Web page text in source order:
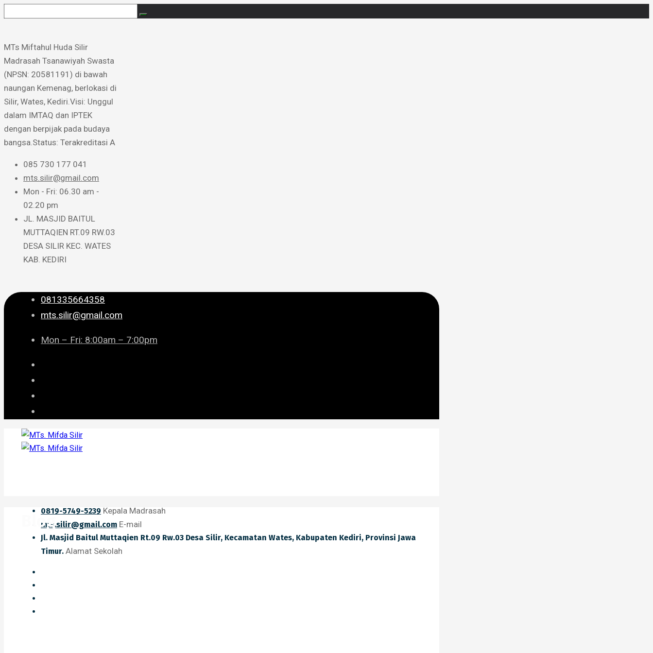
MTs Miftahul Huda Silir ​
Madrasah Tsanawiyah Swasta
(NPSN: 20581191) di bawah
naungan Kemenag, berlokasi di
Silir, Wates, Kediri. ​Visi: Unggul
dalam IMTAQ dan IPTEK
dengan berpijak pada budaya
bangsa. ​Status: Terakreditasi A
085 730 177 041
mts.silir@gmail.com
Mon - Fri: 06.30 am -
02.20 pm
JL. MASJID BAITUL
MUTTAQIEN RT.09 RW.03
DESA SILIR KEC. WATES
KAB. KEDIRI
081335664358
mts.silir@gmail.com
Mon – Fri: 8:00am – 7:00pm
0819-5749-5239 Kepala Madrasah
mts.silir@gmail.com E-mail
Jl. Masjid Baitul Muttaqien Rt.09 Rw.03 Desa Silir, Kecamatan Wates, Kabupaten Kediri, Provinsi Jawa
Timur. Alamat Sekolah
Blog